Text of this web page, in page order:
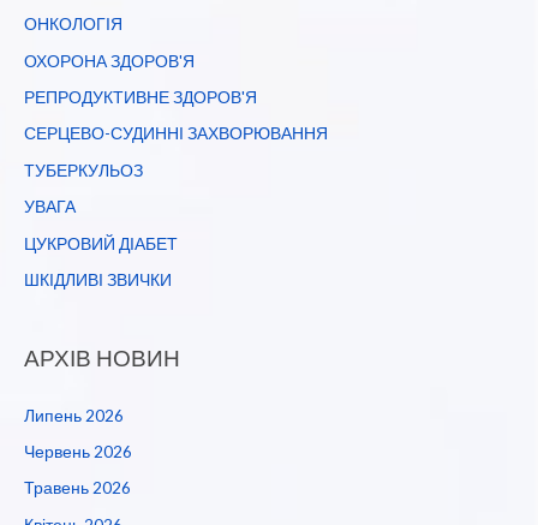
ОНКОЛОГІЯ
ОХОРОНА ЗДОРОВ'Я
РЕПРОДУКТИВНЕ ЗДОРОВ'Я
СЕРЦЕВО-СУДИННІ ЗАХВОРЮВАННЯ
ТУБЕРКУЛЬОЗ
УВАГА
ЦУКРОВИЙ ДІАБЕТ
ШКІДЛИВІ ЗВИЧКИ
АРХІВ НОВИН
Липень 2026
Червень 2026
Травень 2026